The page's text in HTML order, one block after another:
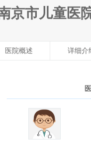
京市儿童医
医院概述 详细介